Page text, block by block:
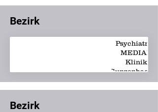
Bezirk
Psychiatrie -
MEDIAN
Klinik
Bezirk